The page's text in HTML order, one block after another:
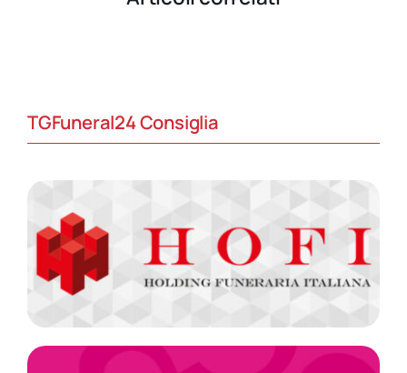
TGFuneral24 Consiglia